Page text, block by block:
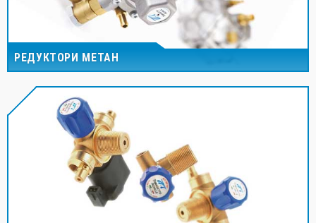
РЕДУКТОРИ МЕТАН